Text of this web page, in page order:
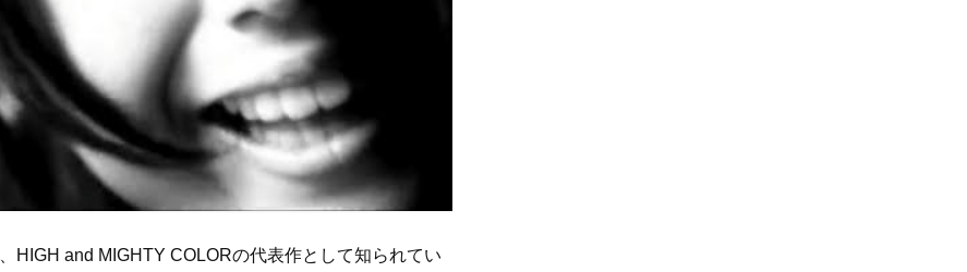
HIGH and MIGHTY COLORの代表作として知られてい